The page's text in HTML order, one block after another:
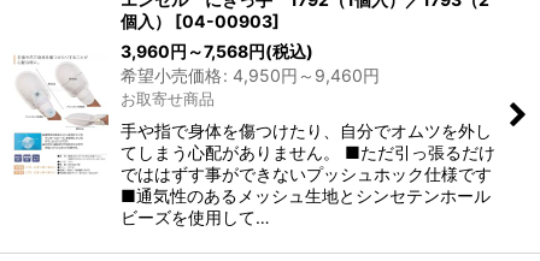
個入）
[04-00903]
3,960円 ～7,568円(税込)
希望小売価格: 4,950円 ～9,460円
お取寄せ商品
手や指で身体を傷つけたり、自分でオムツを外し
てしまう心配がありません。 ■ただ引っ張るだけ
でははずす事ができないプッシュホック仕様です
■通気性のあるメッシュ生地とシンセテンホール
ビーズを使用して…